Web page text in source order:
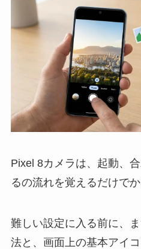
Pixel 8カメラは、起動、
るの流れを覚えるだけで
難しい設定に入る前に、
法と、画面上の基本アイ